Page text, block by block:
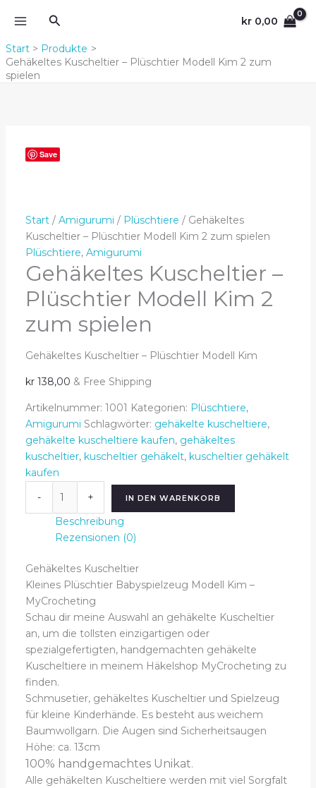
Inhalt
Suchen kr 0,00
Start
Produkte
Gehäkeltes Kuscheltier – Plüschtier Modell Kim 2 zum
spielen
Save
Start/ Amigurumi / Plüschtiere / Gehäkeltes
Kuscheltier – Plüschtier Modell Kim 2 zum spielen
Plüschtiere, Amigurumi
Gehäkeltes Kuscheltier –
Plüschtier Modell Kim 2
zum spielen
Gehäkeltes Kuscheltier – Plüschtier Modell Kim
kr138,00 & Free Shipping
Artikelnummer: 1001 Kategorien: Plüschtiere,
Amigurumi Schlagwörter: gehäkelte kuscheltiere,
gehäkelte kuscheltiere kaufen, gehäkeltes
kuscheltier, kuscheltier gehäkelt, kuscheltier gehäkelt
kaufen
-
Kuscheltier
Plüschtier
Kim
2
zum
spielen
Menge
+ IN DEN WARENKORB
Beschreibung
Rezensionen (0)
Gehäkeltes Kuscheltier
Kleines Plüschtier Babyspielzeug Modell Kim –
MyCrocheting
Schau dir meine Auswahl an gehäkelte Kuscheltier
an, um die tollsten einzigartigen oder
spezialgefertigten, handgemachten gehäkelte
Kuscheltiere in meinem Häkelshop MyCrocheting zu
finden.
Schmusetier, gehäkeltes Kuscheltier und Spielzeug
für kleine Kinderhände. Es besteht aus weichem
Baumwollgarn. Die Augen sind Sicherheitsaugen
Höhe: ca. 13cm
100% handgemachtes Unikat.
Alle gehäkelten Kuscheltiere werden mit viel Sorgfalt